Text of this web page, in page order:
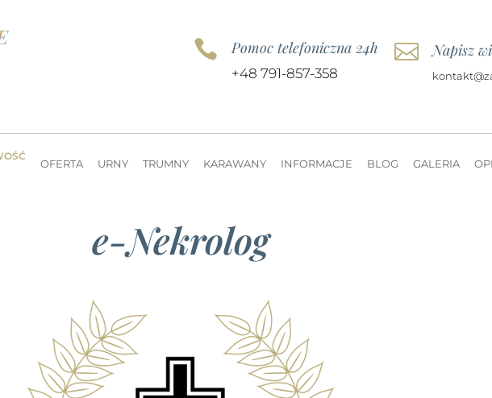
 Pomoc telefoniczna 24h
+48 791-857-358
 Napisz
OFERTA URNY TRUMNY KARAWANY INFORMACJE BLOG GALERIA
e-Nekrolog